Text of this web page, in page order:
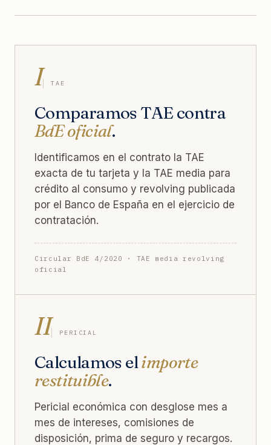
I TAE
Comparamos TAE contra
BdE oficial.
Identificamos en el contrato la TAE
exacta de tu tarjeta y la TAE media para
crédito al consumo y revolving publicada
por el Banco de España en el ejercicio de
contratación.
Circular BdE 4/2020 · TAE media revolving
oficial
II PERICIAL
Calculamos el importe
restituible.
Pericial económica con desglose mes a
mes de intereses, comisiones de
disposición, prima de seguro y recargos.